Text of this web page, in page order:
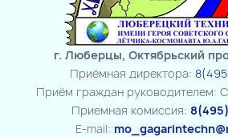
г. Люберцы, Октябрьский
Приёмная директора:
Приём граждан руководителем:
Приемная комиссия:
E-mail: